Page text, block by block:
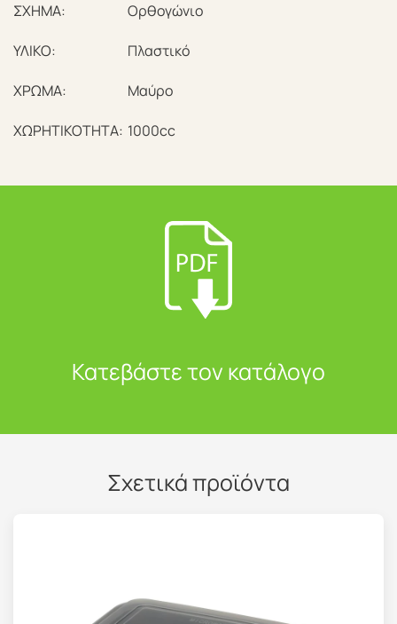
ΣΧΗΜΑ: Ορθογώνιο
ΥΛΙΚΟ: Πλαστικό
ΧΡΩΜΑ: Μαύρο
ΧΩΡΗΤΙΚΟΤΗΤΑ: 1000cc
Κατεβάστε τον κατάλογο
Σχετικά προϊόντα